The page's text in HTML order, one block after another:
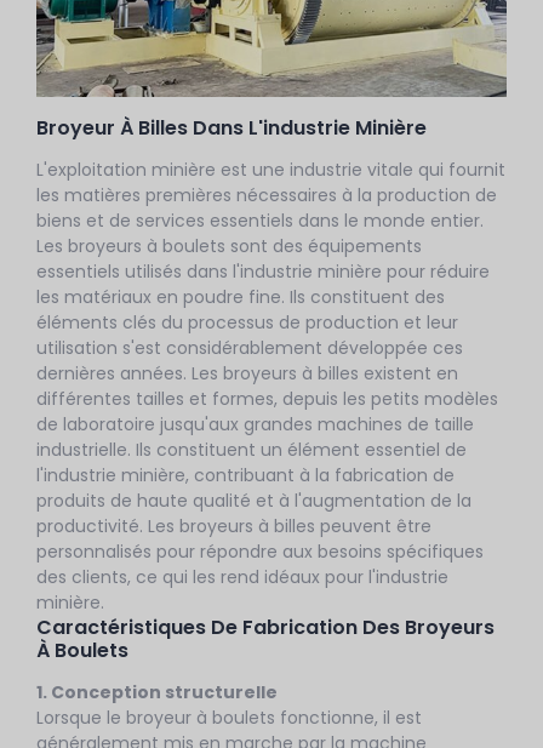
Broyeur À Billes Dans L'industrie Minière
L'exploitation minière est une industrie vitale qui fournit
les matières premières nécessaires à la production de
biens et de services essentiels dans le monde entier.
Les broyeurs à boulets sont des équipements
essentiels utilisés dans l'industrie minière pour réduire
les matériaux en poudre fine. Ils constituent des
éléments clés du processus de production et leur
utilisation s'est considérablement développée ces
dernières années. Les broyeurs à billes existent en
différentes tailles et formes, depuis les petits modèles
de laboratoire jusqu'aux grandes machines de taille
industrielle. Ils constituent un élément essentiel de
l'industrie minière, contribuant à la fabrication de
produits de haute qualité et à l'augmentation de la
productivité. Les broyeurs à billes peuvent être
personnalisés pour répondre aux besoins spécifiques
des clients, ce qui les rend idéaux pour l'industrie
minière.
Caractéristiques De Fabrication Des Broyeurs
À Boulets
1. Conception structurelle
Lorsque le broyeur à boulets fonctionne, il est
généralement mis en marche par la machine